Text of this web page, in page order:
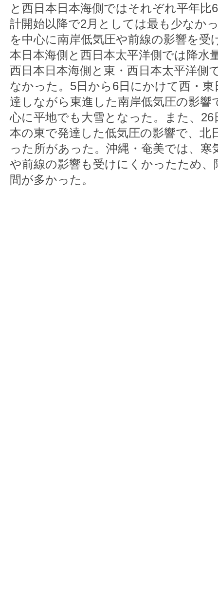
と西日本日本海側ではそれぞれ平年比
計開始以降で2月としては最も少なか
を中心に南岸低気圧や前線の影響を受
本日本海側と西日本太平洋側では降水
西日本日本海側と東・西日本太平洋側
なかった。5日から6日にかけて西・
達しながら東進した南岸低気圧の影響
心に平地でも大雪となった。また、
本の東で発達した低気圧の影響で、北
った所があった。沖縄・奄美では、寒
や前線の影響も受けにくかったため、
間が多かった。